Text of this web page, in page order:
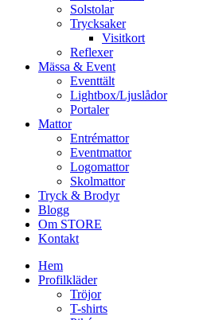
Solstolar
Trycksaker
Visitkort
Reflexer
Mässa & Event
Eventtält
Lightbox/Ljuslådor
Portaler
Mattor
Entrémattor
Eventmattor
Logomattor
Skolmattor
Tryck & Brodyr
Blogg
Om STORE
Kontakt
Hem
Profilkläder
Tröjor
T-shirts